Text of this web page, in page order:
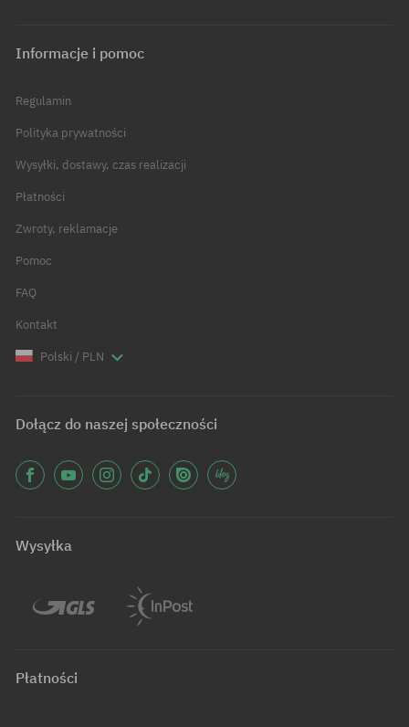
Informacje i pomoc
Regulamin
Polityka prywatności
Wysyłki, dostawy, czas realizacji
Płatności
Zwroty, reklamacje
Pomoc
FAQ
Kontakt
Polski / PLN
Dołącz do naszej społeczności
Wysyłka
Płatności